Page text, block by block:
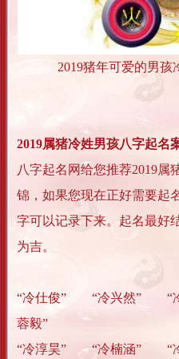
2019猪年可爱的男孩
2019属猪冷姓男孩八字起名
八字起名网给您推荐2019属
锦，如果您现在正好需要起
字可以记录下来。起名最好
为吉。
“冷仕俊” “冷兴然” “
蓉毅”
“冷淳昊” “冷楠涵” “